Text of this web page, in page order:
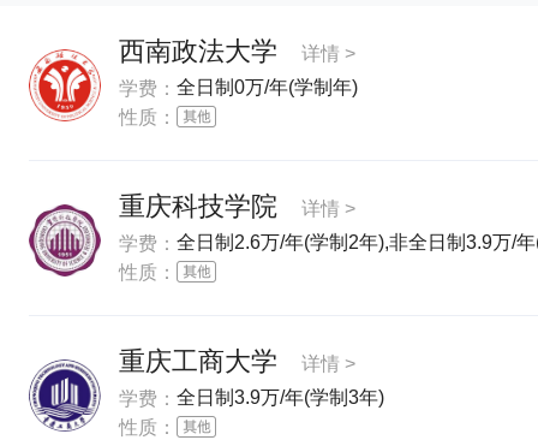
西南政法大学
详情 >
学费： 全日制0万/年(学制年)
性质：
重庆科技学院
详情 >
学费： 全日制2.6万/年(学制2年),非全日制3.9万/
性质：
重庆工商大学
详情 >
学费： 全日制3.9万/年(学制3年)
性质：